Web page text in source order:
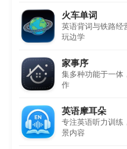
火车单词
英语背词与铁路经
玩边学
家事序
集多种功能于一体
作
英语摩耳朵
专注英语听力训练
景内容